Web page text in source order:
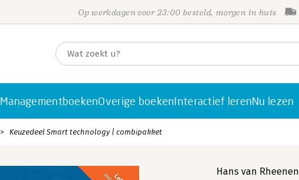
Op werkdagen voor 23:00 besteld, morgen in huis
ManagementboekenOverige boekenInteractief lerenNu lezen
Keuzedeel Smart technology | combipakket
Hans van Rheenen